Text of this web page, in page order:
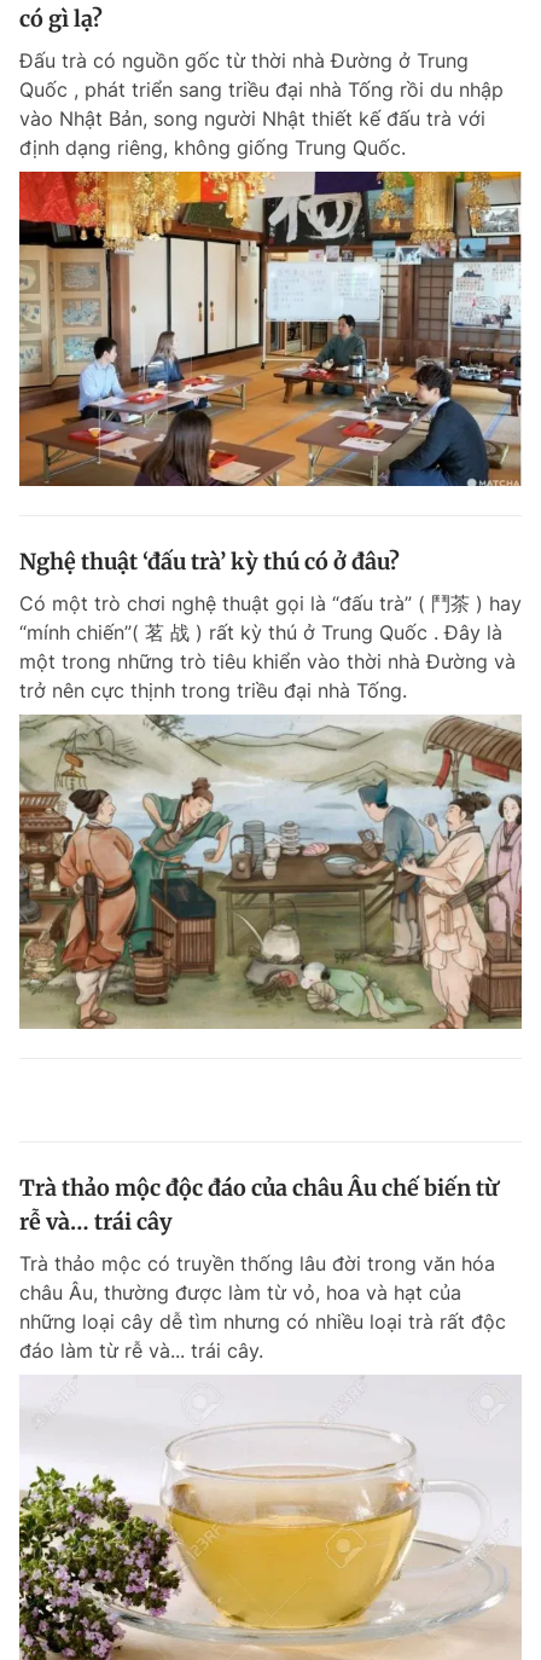
có gì lạ?
Đấu trà có nguồn gốc từ thời nhà Đường ở Trung
Quốc , phát triển sang triều đại nhà Tống rồi du nhập
vào Nhật Bản, song người Nhật thiết kế đấu trà với
định dạng riêng, không giống Trung Quốc.
Nghệ thuật ‘đấu trà’ kỳ thú có ở đâu?
Có một trò chơi nghệ thuật gọi là “đấu trà” ( 鬥茶 ) hay
“mính chiến”( 茗 战 ) rất kỳ thú ở Trung Quốc . Đây là
một trong những trò tiêu khiển vào thời nhà Đường và
trở nên cực thịnh trong triều đại nhà Tống.
Trà thảo mộc độc đáo của châu Âu chế biến từ
rễ và… trái cây
Trà thảo mộc có truyền thống lâu đời trong văn hóa
châu Âu, thường được làm từ vỏ, hoa và hạt của
những loại cây dễ tìm nhưng có nhiều loại trà rất độc
đáo làm từ rễ và... trái cây.